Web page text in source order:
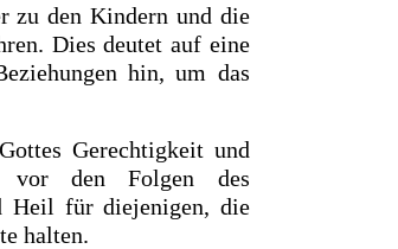
zu den Kindern und die
Dies deutet auf eine
hin, um das
Gerechtigkeit und
vor den Folgen des
Heil für diejenigen, die
halten.